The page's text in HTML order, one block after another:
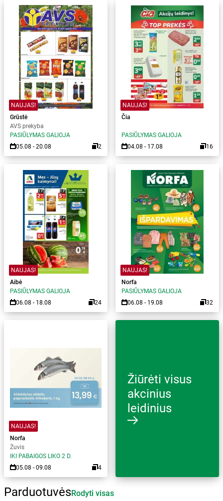
NAUJAS!
Grūstė
AVS prekyba
PASIŪLYMAS GALIOJA
05.08 - 20.08
2
NAUJAS!
Čia
PASIŪLYMAS GALIOJA
04.08 - 17.08
16
NAUJAS!
Aibė
PASIŪLYMAS GALIOJA
06.08 - 18.08
24
NAUJAS!
Norfa
PASIŪLYMAS GALIOJA
06.08 - 19.08
32
NAUJAS!
Norfa
Žuvis
IKI PABAIGOS LIKO 2 D.
05.08 - 09.08
4
Žiūrėti visus
akcinius
leidinius
ParduotuvėsRodyti visas